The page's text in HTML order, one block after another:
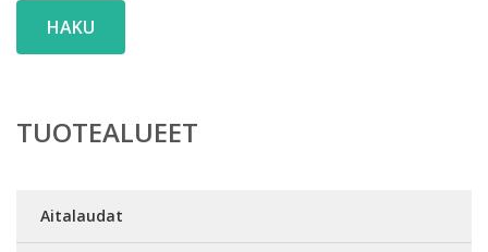
HAKU
TUOTEALUEET
Aitalaudat